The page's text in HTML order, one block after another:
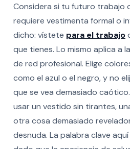
Considera si tu futuro trabajo
requiere vestimenta formal o
dicho: vístete para el trabajo
que tienes. Lo mismo aplica a
de red profesional. Elige
como el azul o el negro, y no
que se vea demasiado
usar un vestido sin tirantes,
otra cosa demasiado
desnuda. La palabra clave aquí